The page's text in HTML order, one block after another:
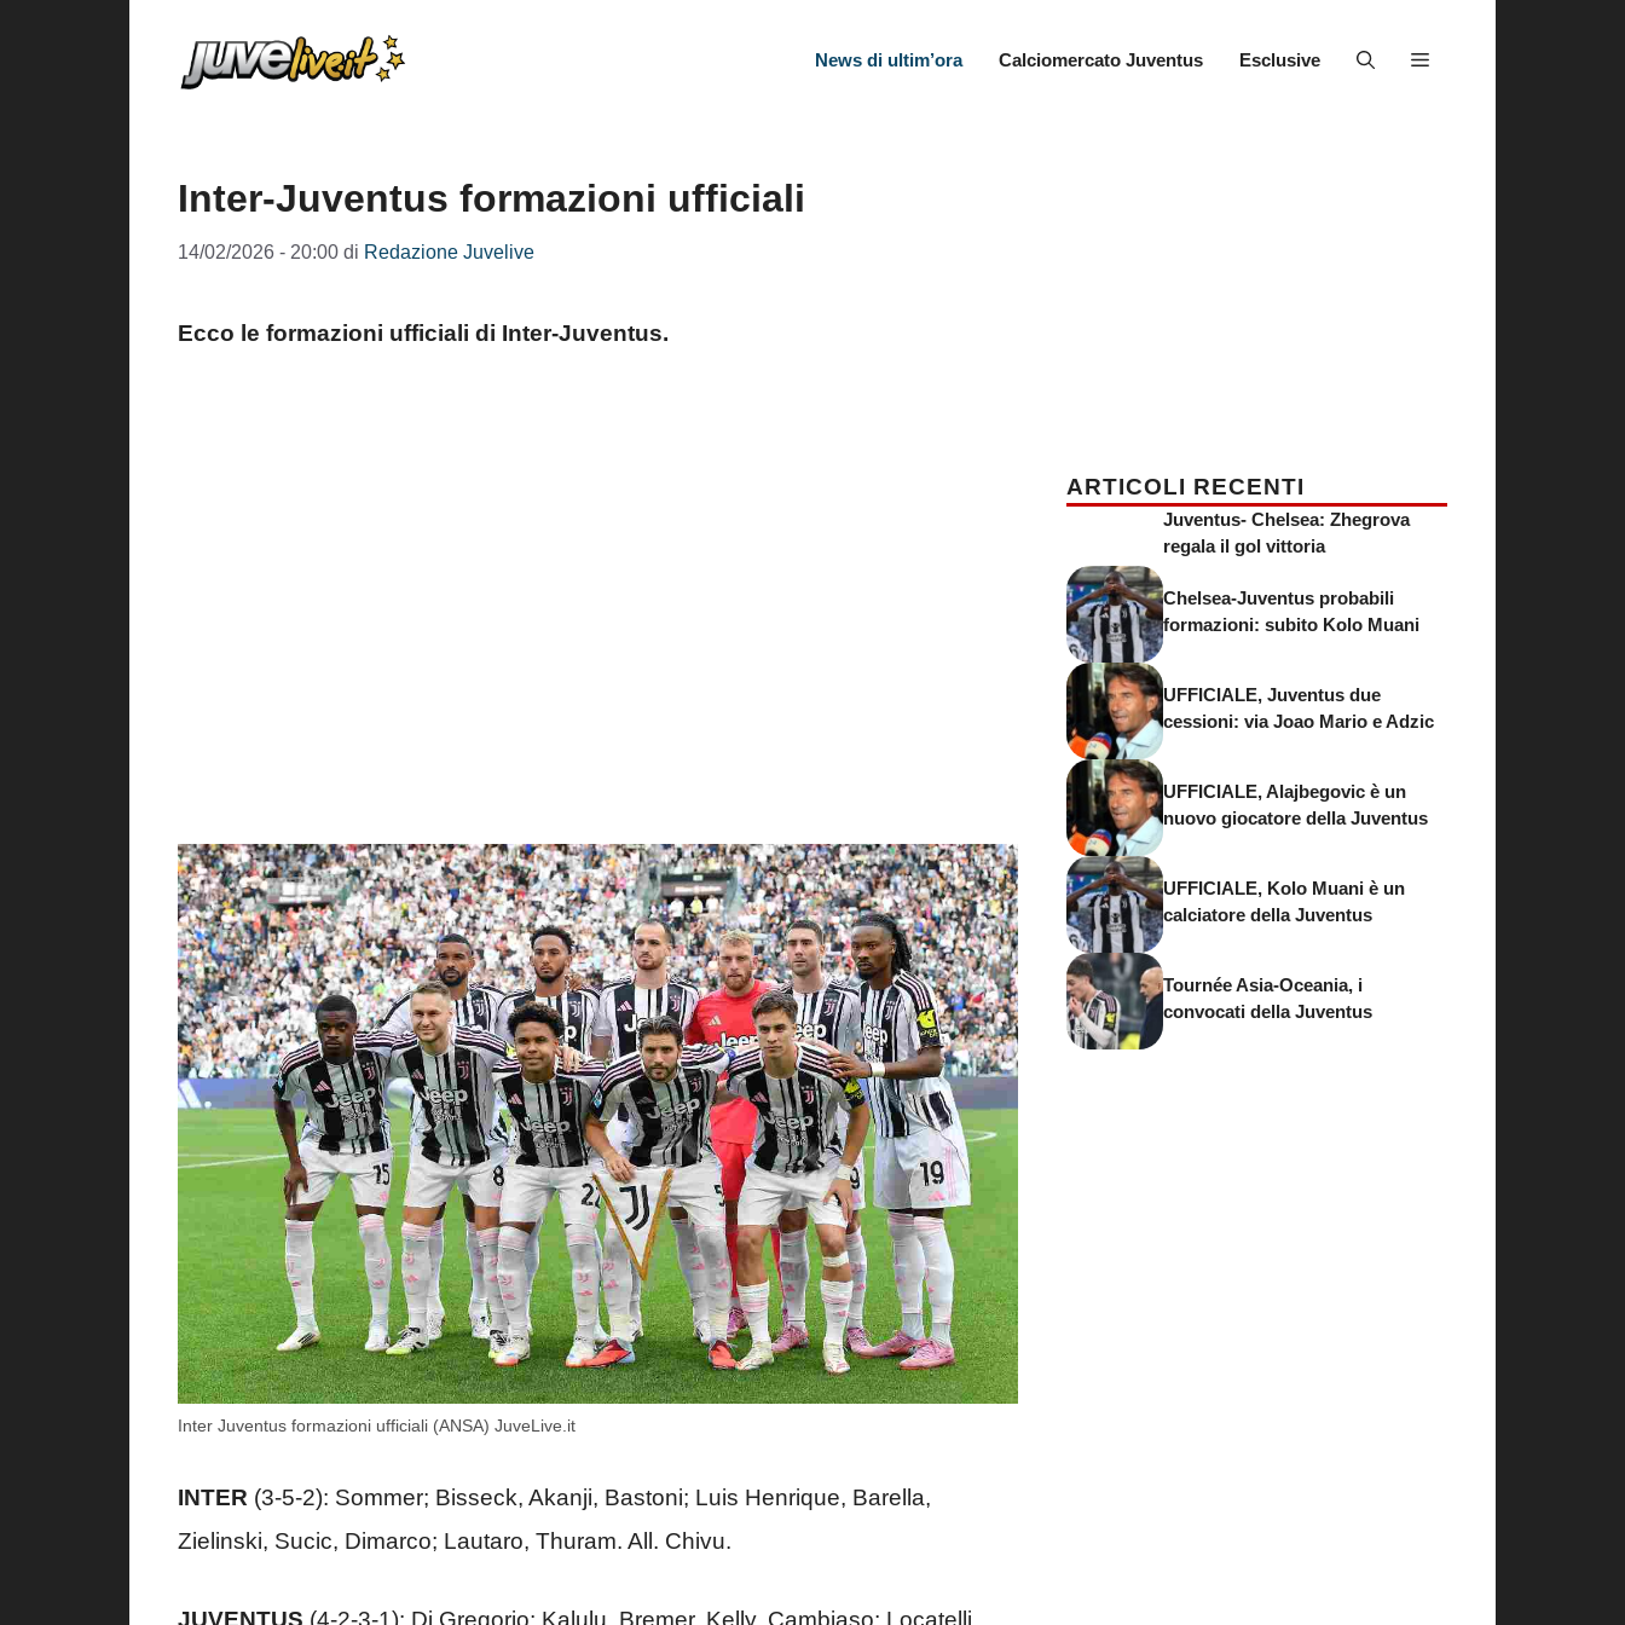
News di ultim’ora Calciomercato Juventus Esclusive
Inter-Juventus formazioni ufficiali
14/02/2026 - 20:00 di Redazione Juvelive
Ecco le formazioni ufficiali di Inter-Juventus.
Inter Juventus formazioni ufficiali (ANSA) JuveLive.it
INTER (3-5-2): Sommer; Bisseck, Akanji, Bastoni; Luis Henrique, Barella,
Zielinski, Sucic, Dimarco; Lautaro, Thuram. All. Chivu.
JUVENTUS (4-2-3-1): Di Gregorio; Kalulu, Bremer, Kelly, Cambiaso; Locatelli,
ARTICOLI RECENTI
Juventus- Chelsea: Zhegrova
regala il gol vittoria
Chelsea-Juventus probabili
formazioni: subito Kolo Muani
UFFICIALE, Juventus due
cessioni: via Joao Mario e Adzic
UFFICIALE, Alajbegovic è un
nuovo giocatore della Juventus
UFFICIALE, Kolo Muani è un
calciatore della Juventus
Tournée Asia-Oceania, i
convocati della Juventus